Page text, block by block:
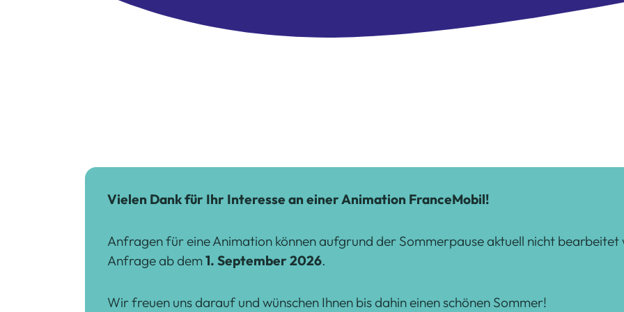
Vielen Dank für Ihr Interesse an einer Animation FranceMobil!
Anfragen für eine Animation können aufgrund der Sommerpause aktuell nicht bearbeitet
Anfrage ab dem 1. September 2026.
Wir freuen uns darauf und wünschen Ihnen bis dahin einen schönen Sommer!